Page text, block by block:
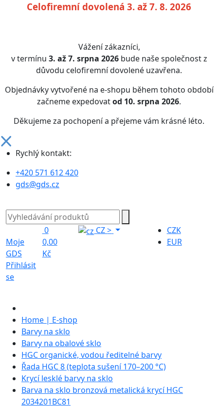
Celofiremní dovolená 3. až 7. 8. 2026
Vážení zákazníci,
v termínu 3. až 7. srpna 2026bude naše společnost z
důvodu celofiremní dovolené uzavřena.
Objednávky vytvořené na e-shopu během tohoto období
začneme expedovatod 10. srpna 2026.
Děkujeme za pochopení a přejeme vám krásné léto.
Rychlý kontakt:
+420 571 612 420
gds@gds.cz
Moje
GDS
Přihlásit
se
0
0,00
Kč
CZ>
CZK
EUR
Home | E-shop
Barvy na sklo
Barvy na obalové sklo
HGC organické, vodou ředitelné barvy
Řada HGC 8 (teplota sušení 170–200 °C)
Krycí lesklé barvy na sklo
Barva na sklo bronzová metalická krycí HGC
2034201BC81